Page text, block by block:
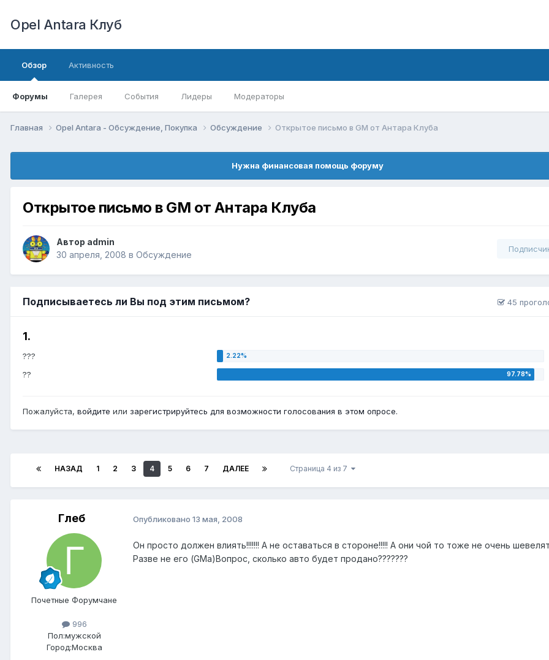
Opel Antara Клуб
Обзор
Форумы Галерея События Лидеры Модераторы
Активность
Главная Opel Antara - Обсуждение, Покупка Обсуждение Открытое письмо в GM от Антара Клуба
Нужна финансовая помощь форуму
Открытое письмо в GM от Антара Клуба
Автор admin
30 апреля, 2008 в Обсуждение
Подписываетесь ли Вы под этим письмом? 45
1.
???
??
Пожалуйста, войдите или зарегистрируйтесь для возможности голосования в этом опросе.
НАЗАД 1 2 3 4 5 6 7 ДАЛЕЕ Страница 4 из 7
Глеб
Почетные Форумчане
996
Пол:мужской
Город:Москва
Опубликовано 13 мая, 2008
Он просто должен влиять!!!!!!! А не оставаться в стороне!!!!! А они чой то тоже не очень
Разве не его (GMa)Вопрос, сколько авто будет продано???????